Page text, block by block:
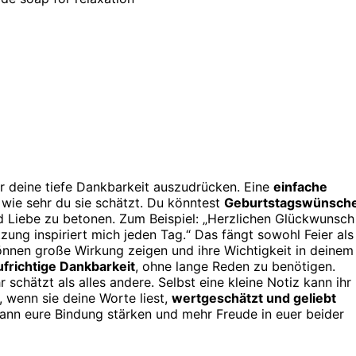
deine tiefe Dankbarkeit auszudrücken. Eine einfache
sehr du sie schätzt. Du könntest
zu betonen. Zum Beispiel: „Herzlichen Glückwunsch
inspiriert mich jeden Tag.“ Das fängt sowohl Feier als
große Wirkung zeigen und ihre Wichtigkeit in deinem
Dankbarkeit, ohne lange Reden zu benötigen.
als alles andere. Selbst eine kleine Notiz kann ihr
sie deine Worte liest, wertgeschätzt und geliebt
eure Bindung stärken und mehr Freude in euer beider